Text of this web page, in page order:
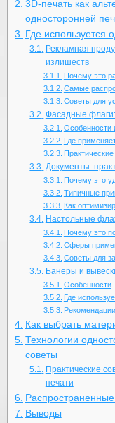
3D-печать как
односторонней
Где используется
Рекламная
излишеств
Почему это
Самые
Советы для
Фасадные
Особенности
Где
Документы:
Почему это
Типичные
Как
Настольные
Почему это
Сферы
Советы для
Банеры и
Особенности
Где
Рекомендации
Как выбрать
Технологии
советы
Практические
печати
Выводы